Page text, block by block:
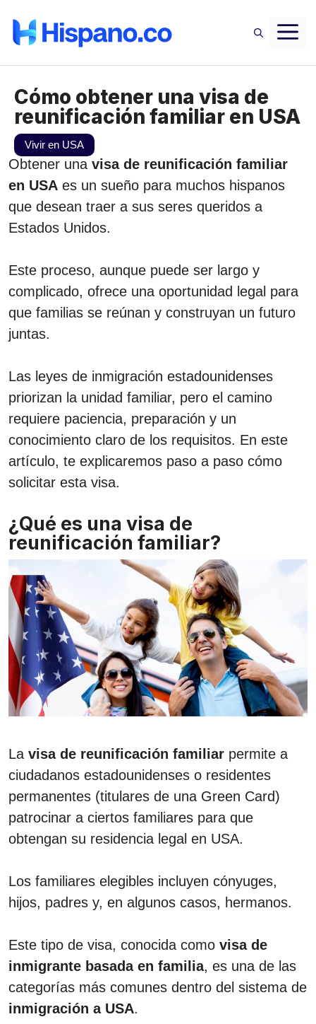
Cómo obtener una visa de
reunificación familiar en USA
Vivir en USA
Obtener una visa de reunificación familiar
en USA es un sueño para muchos hispanos
que desean traer a sus seres queridos a
Estados Unidos.
Este proceso, aunque puede ser largo y
complicado, ofrece una oportunidad legal para
que familias se reúnan y construyan un futuro
juntas.
Las leyes de inmigración estadounidenses
priorizan la unidad familiar, pero el camino
requiere paciencia, preparación y un
conocimiento claro de los requisitos. En este
artículo, te explicaremos paso a paso cómo
solicitar esta visa.
¿Qué es una visa de
reunificación familiar?
La visa de reunificación familiar permite a
ciudadanos estadounidenses o residentes
permanentes (titulares de una Green Card)
patrocinar a ciertos familiares para que
obtengan su residencia legal en USA.
Los familiares elegibles incluyen cónyuges,
hijos, padres y, en algunos casos, hermanos.
Este tipo de visa, conocida como visa de
inmigrante basada en familia, es una de las
categorías más comunes dentro del sistema de
inmigración a USA.